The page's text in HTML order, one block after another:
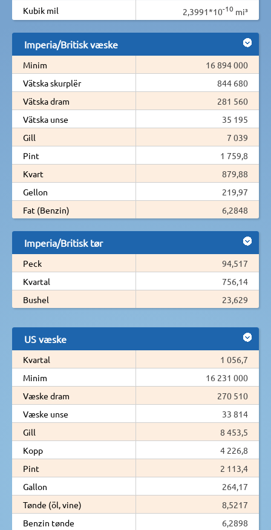
Kubik mil
2,3991*10-10 mi³
Imperia/Britisk væske
Minim
16 894 000
Vätska skurplër
844 680
Vätska dram
281 560
Vätska unse
35 195
Gill
7 039
Pint
1 759,8
Kvart
879,88
Gellon
219,97
Fat (Benzin)
6,2848
Imperia/Britisk tør
Peck
94,517
Kvartal
756,14
Bushel
23,629
US væske
Kvartal
1 056,7
Minim
16 231 000
Væske dram
270 510
Væske unse
33 814
Gill
8 453,5
Kopp
4 226,8
Pint
2 113,4
Gallon
264,17
Tønde (öl, vine)
8,5217
Benzin tønde
6,2898